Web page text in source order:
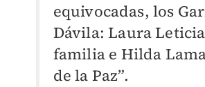
equivocadas, los
Dávila: Laura
familia e Hilda
de la Paz”.